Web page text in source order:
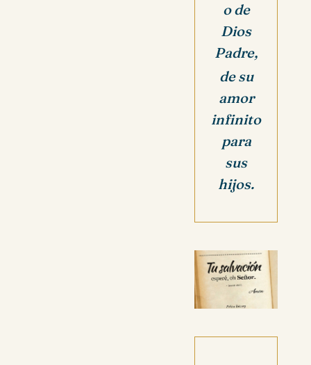
o de
Dios
Padre,
de su
amor
infinito
para
sus
hijos.